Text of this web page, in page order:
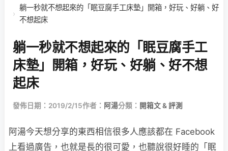
›
躺一秒就不想起來的「眠豆腐手工床墊」開箱，好玩、好躺、好
不想起床
躺一秒就不想起來的「眠豆腐手工
床墊」開箱，好玩、好躺、好不想
起床
發佈日期：2019/2/15作者： 阿湯分類： 開箱文 & 評測
阿湯今天想分享的東西相信很多人應該都在 Facebook
上看過廣告，也就是長的很可愛，也聽說很好睡的「眠